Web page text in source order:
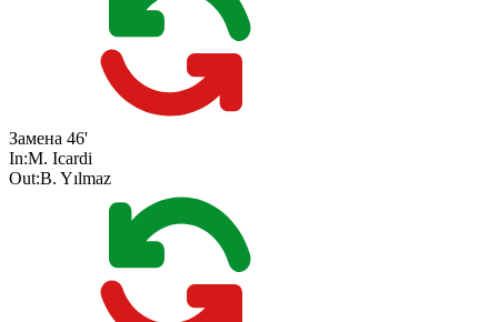
Замена 46'
In:M. Icardi
Out:B. Yılmaz